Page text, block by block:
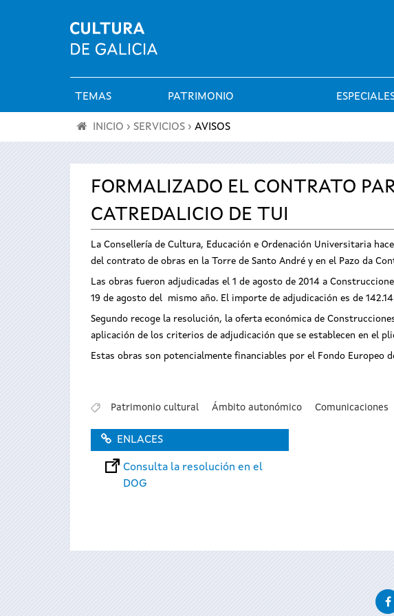
Menú
principal
TEMAS PATRIMONIO
encuentra
usted
aquí
INICIO › SERVICIOS › AVISOS
FORMALIZADO EL CONTRATO
CATREDALICIO DE TUI
La Consellería de Cultura, Educación e Ordenación Universitaria
del contrato de obras en la Torre de Santo André y en el Pazo da
Las obras fueron adjudicadas el 1 de agosto de 2014 a
19 de agosto del mismo año. El importe de adjudicación es de
Segundo recoge la resolución, la oferta económica de
aplicación de los criterios de adjudicación que se establecen en el
Estas obras son potencialmente financiables por el Fondo Europeo
Patrimonio cultural Ámbito autonómico Comunicaciones
ENLACES
Consulta la resolución en el
DOG